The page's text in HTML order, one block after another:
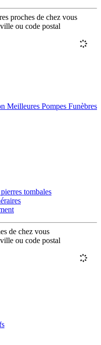
proches de chez vous
ou code postal
Meilleures Pompes Funèbres
tombales
de chez vous
ou code postal